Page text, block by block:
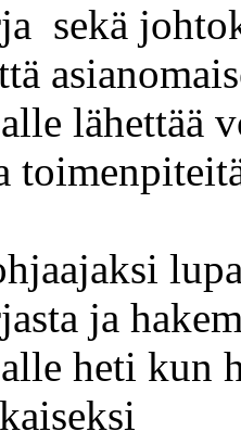
sekä
lähettää
ja
heti kun